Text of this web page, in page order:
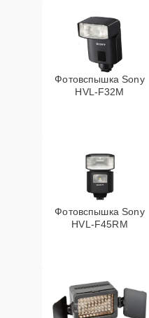
Фотовспышка Sony
HVL-F32M
Фотовспышка Sony
HVL-F45RM